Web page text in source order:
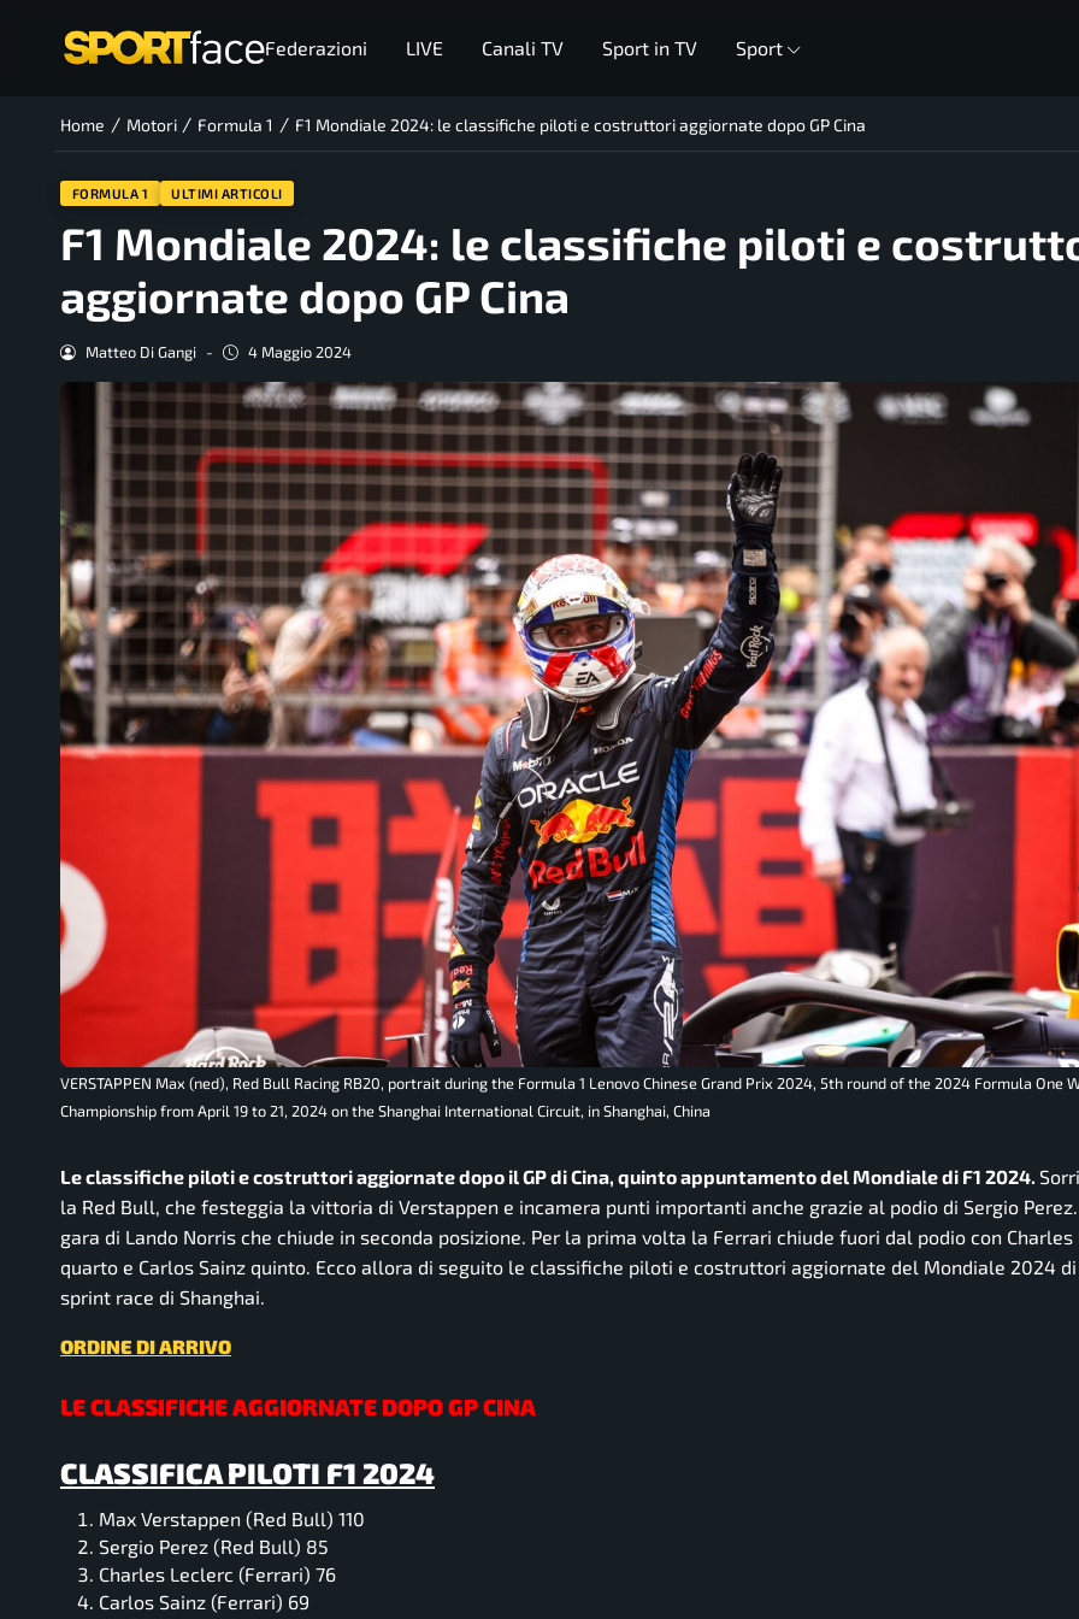
Federazioni LIVE Canali TV Sport in TV Sport
Home / Motori / Formula 1 / F1 Mondiale 2024: le classifiche piloti e costruttori aggiornate dopo GP Cina
FORMULA 1 ULTIMI ARTICOLI
F1 Mondiale 2024: le classifiche piloti e
aggiornate dopo GP Cina
Matteo Di Gangi - 4 Maggio 2024
VERSTAPPEN Max (ned), Red Bull Racing RB20, portrait during the Formula 1 Lenovo Chinese Grand Prix 2024, 5th round of the 2024 Formula One
Championship from April 19 to 21, 2024 on the Shanghai International Circuit, in Shanghai, China
Le classifiche piloti e costruttori aggiornate dopo il GP di Cina, quinto appuntamento del Mondiale di F1 2024.
la Red Bull, che festeggia la vittoria di Verstappen e incamera punti importanti anche grazie al podio di Sergio Perez.
gara di Lando Norris che chiude in seconda posizione. Per la prima volta la Ferrari chiude fuori dal podio con Charles
quarto e Carlos Sainz quinto. Ecco allora di seguito le classifiche piloti e costruttori aggiornate del Mondiale 2024 di
sprint race di Shanghai.
ORDINE DI ARRIVO
LE CLASSIFICHE AGGIORNATE DOPO GP CINA
CLASSIFICA PILOTI F1 2024
Max Verstappen (Red Bull) 110
Sergio Perez (Red Bull) 85
Charles Leclerc (Ferrari) 76
Carlos Sainz (Ferrari) 69